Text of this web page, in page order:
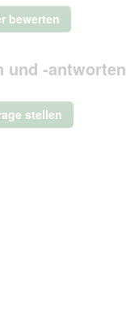
bewerten
und -antworten
stellen